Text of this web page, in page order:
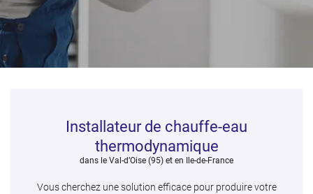
 Recopier le code ci-contre
Rafraîchir le captcha
En cochant cette case, vous consentez à recevoir nos propositions commerciales à
le formulaire de désinscription.
Installateur de chauffe-eau
thermodynamique
dans le Val-d’Oise (95) et en Ile-de-France
Vous cherchez une solution efficace pour produire votre